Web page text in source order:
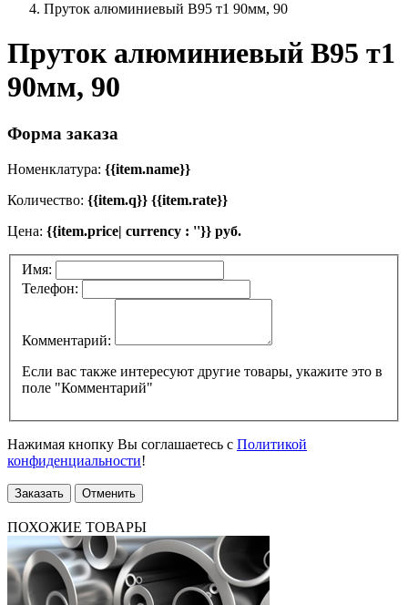
Пруток алюминиевый В95 т1 90мм, 90
Пруток алюминиевый В95 т1
90мм, 90
Форма заказа
Номенклатура: {{item.name}}
Количество: {{item.q}} {{item.rate}}
Цена: {{item.price| currency : ''}} руб.
Имя:
Телефон:
Комментарий:
Если вас также интересуют другие товары, укажите это в
поле "Комментарий"
Нажимая кнопку Вы соглашаетесь с Политикой
конфиденциальности!
Заказать Отменить
ПОХОЖИЕ ТОВАРЫ